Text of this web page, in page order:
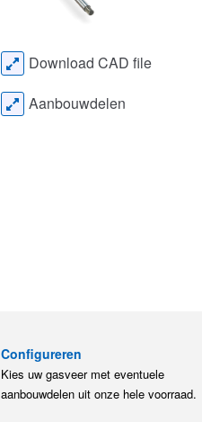
Download CAD file
Aanbouwdelen
Configureren
Kies uw gasveer met eventuele
aanbouwdelen uit onze hele voorraad.